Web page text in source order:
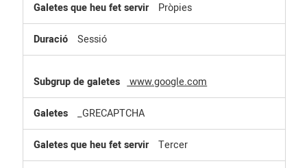
Pròpies
Sessió
www.google.com
_GRECAPTCHA
Tercer